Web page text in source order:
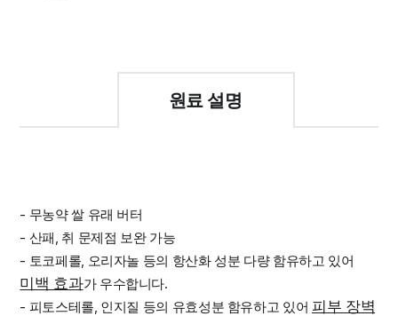
원료 설명
- 무농약 쌀 유래 버터
- 산패, 취 문제점 보완 가능
- 토코페롤, 오리자놀 등의 항산화 성분 다량 함유하고 있어
미백 효과가 우수합니다.
- 피토스테롤, 인지질 등의 유효성분 함유하고 있어 피부 장벽